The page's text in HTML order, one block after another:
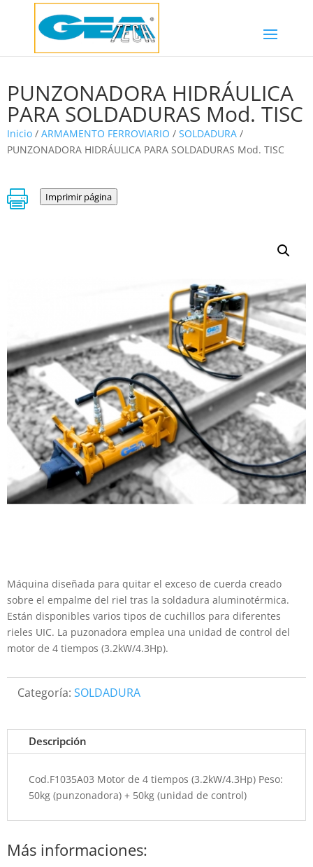
PUNZONADORA HIDRÁULICA
PARA SOLDADURAS Mod. TISC
Inicio / ARMAMENTO FERROVIARIO / SOLDADURA /
PUNZONADORA HIDRÁULICA PARA SOLDADURAS Mod. TISC
 Imprimir página
Máquina diseñada para quitar el exceso de cuerda creado
sobre el empalme del riel tras la soldadura aluminotérmica.
Están disponibles varios tipos de cuchillos para diferentes
rieles UIC. La puzonadora emplea una unidad de control del
motor de 4 tiempos (3.2kW/4.3Hp).
Categoría: SOLDADURA
Descripción
Cod.F1035A03 Motor de 4 tiempos (3.2kW/4.3Hp) Peso:
50kg (punzonadora) + 50kg (unidad de control)
Más informaciones: